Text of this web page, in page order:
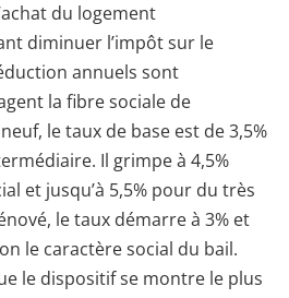
du logement
diminuer l’impôt sur le
annuels sont
la fibre sociale de
le taux de base est de 3,5%
Il grimpe à 4,5%
et jusqu’à 5,5% pour du très
le taux démarre à 3% et
le caractère social du bail.
le dispositif se montre le plus